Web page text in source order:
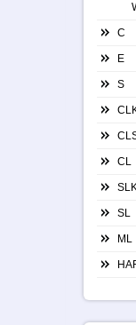
C
E
S
CL
SL
ML